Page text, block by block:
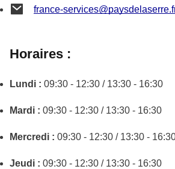
france-
Horaires :
Lundi : 09:30 - 12:30 / 13:30 - 16:30
Mardi : 09:30 - 12:30 / 13:30 - 16:30
Mercredi : 09:30 - 12:30 / 13:30 -
Jeudi : 09:30 - 12:30 / 13:30 - 16:30